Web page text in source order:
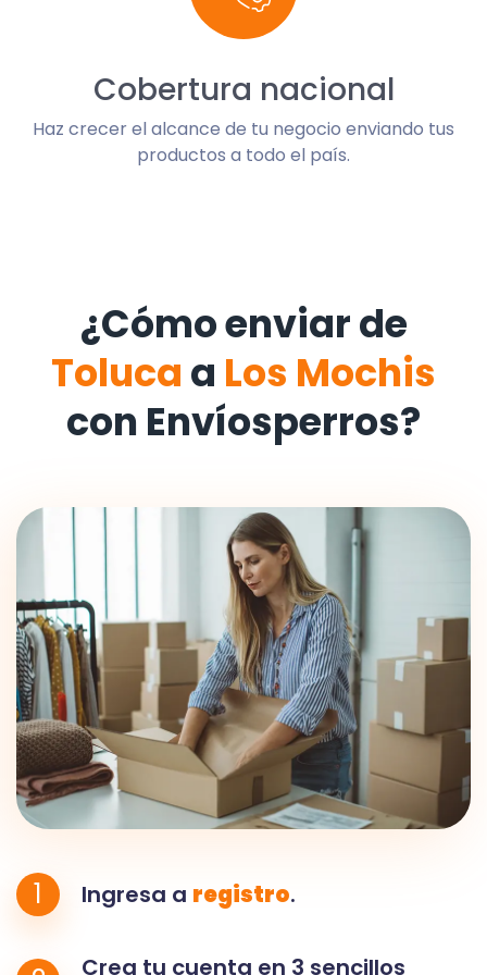
Cobertura nacional
Haz crecer el alcance de tu negocio enviando tus
productos a todo el país.
¿Cómo enviar de
Toluca a Los Mochis
con Envíosperros?
1 Ingresa a registro.
Crea tu cuenta en 3 sencillos